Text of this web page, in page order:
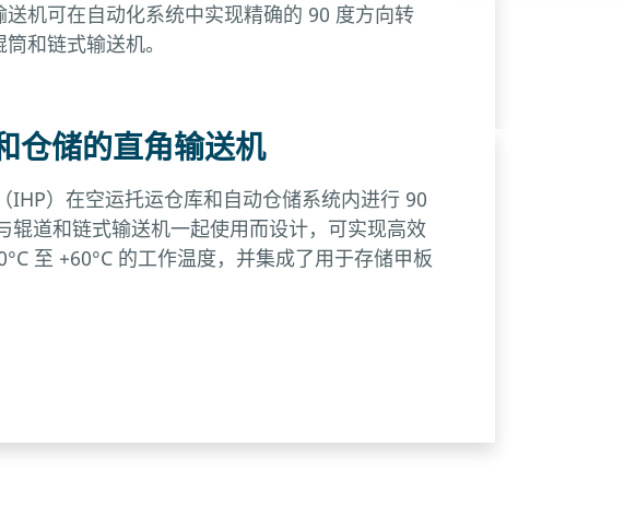
机可在自动化系统中实现精确的 90 度方向转
和链式输送机。
仓储的直角输送机
IHP）在空运托运仓库和自动仓储系统内进行 90
辊道和链式输送机一起使用而设计，可实现高效
至 +60°C 的工作温度，并集成了用于存储甲板